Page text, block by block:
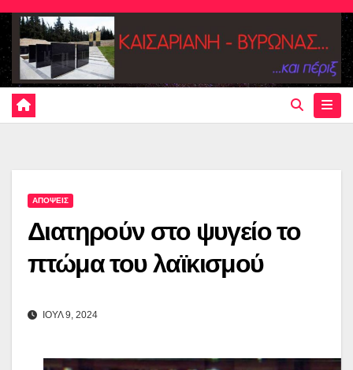
Skip
content
ΑΠΟΨΕΙΣ
Διατηρούν στο ψυγείο το
πτώμα του λαϊκισμού
ΙΟΥΛ 9, 2024